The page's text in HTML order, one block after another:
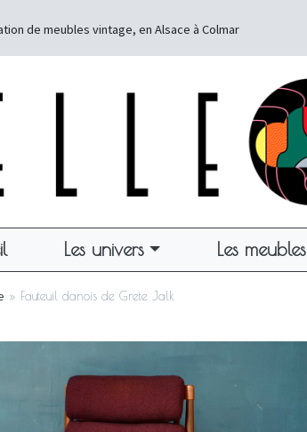
de meubles vintage, en Alsace à Colmar
Les univers Les meubles
» Fauteuil danois de Grete Jalk